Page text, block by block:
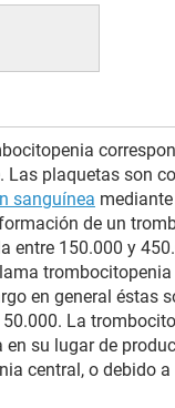
Las plaquetas son
sanguínea
de un
entre 150.000 y
en general éstas
La
su lugar de
central, o debido